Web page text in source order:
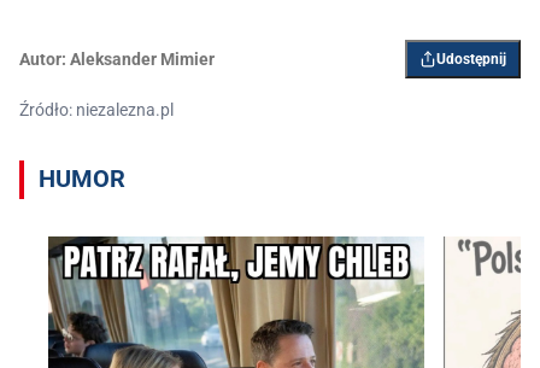
Autor: Aleksander Mimier Udostępnij
Źródło: niezalezna.pl
HUMOR